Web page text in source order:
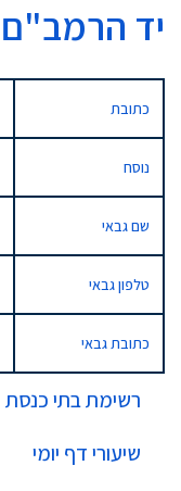
רשימת בתי כנסת
שיעורי דף יומי
יד הרמב"ם
כתובת
נוסח
שם גבאי
טלפון גבאי
כתובת גבאי